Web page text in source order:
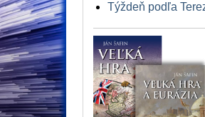
Týždeň podľa